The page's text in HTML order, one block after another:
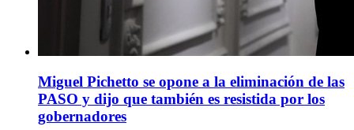
Miguel Pichetto se opone a la eliminación de las
PASO y dijo que también es resistida por los
gobernadores